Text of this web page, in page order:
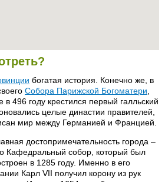
богатая история. Конечно же, в
Собора Парижской Богоматери
496 году крестился первый галльский
целые династии правителей,
мир между Германией и Францией.
достопримечательность города –
Кафедральный собор, который был
в 1285 году. Именно в его
Карл VII получил корону из рук